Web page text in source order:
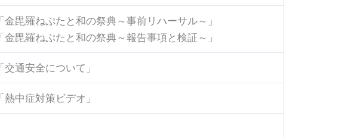
「金毘羅ねぷたと和の祭典～事前リハーサル～」
「金毘羅ねぷたと和の祭典～報告事項と検証～」
「交通安全について」
「熱中症対策ビデオ」